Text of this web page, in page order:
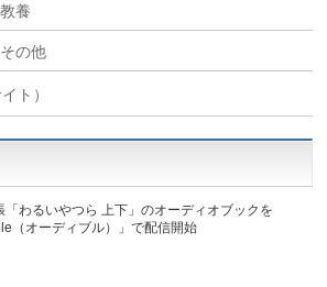
養
の他
ト）
「わるいやつら 上下」のオーディオブックを
（オーディブル）」で配信開始